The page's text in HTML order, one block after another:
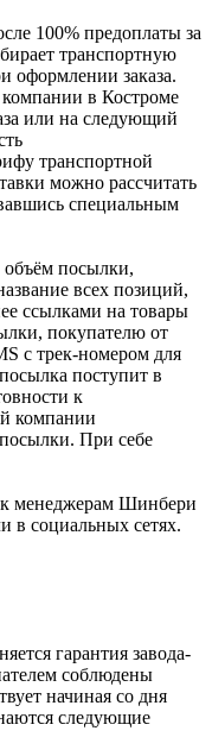
100% предоплаты за
транспортную
оформлении заказа.
в Костроме
или на следующий
транспортной
можно рассчитать
специальным
объём посылки,
всех позиций,
ссылками на товары
покупателю от
с трек-номером для
поступит в
к
компании
При себе
менеджерам Шинбери
в социальных сетях.
гарантия завода-
соблюдены
начиная со дня
следующие